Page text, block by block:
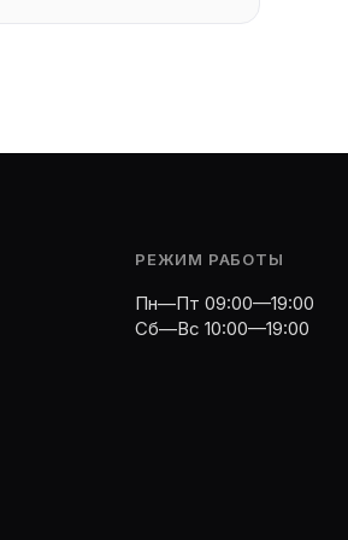
РЕЖИМ РАБОТЫ
Пн—Пт 09:00—19:00
Сб—Вс 10:00—19:00